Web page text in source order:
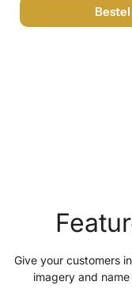
Give your customers
imagery and